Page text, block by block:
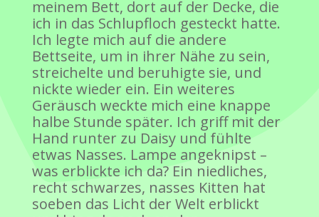
meinem Bett, dort auf der Decke, die
ich in das Schlupfloch gesteckt hatte.
Ich legte mich auf die andere
Bettseite, um in ihrer Nähe zu sein,
streichelte und beruhigte sie, und
nickte wieder ein. Ein weiteres
Geräusch weckte mich eine knappe
halbe Stunde später. Ich griff mit der
Hand runter zu Daisy und fühlte
etwas Nasses. Lampe angeknipst –
was erblickte ich da? Ein niedliches,
recht schwarzes, nasses Kitten hat
soeben das Licht der Welt erblickt